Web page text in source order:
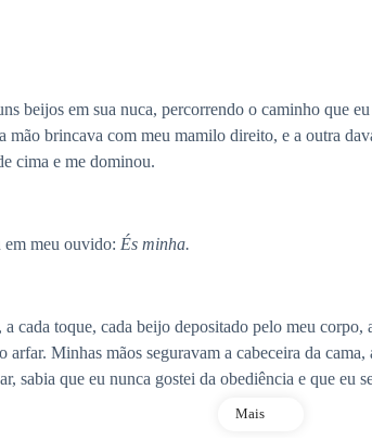
beijos em sua nuca, percorrendo o caminho que
mão brincava com meu mamilo direito, e a outra
cima e me dominou.
em meu ouvido: És minha.
cada toque, cada beijo depositado pelo meu
Minhas mãos seguravam a cabeceira da
sabia que eu nunca gostei da obediência e que eu
Mais